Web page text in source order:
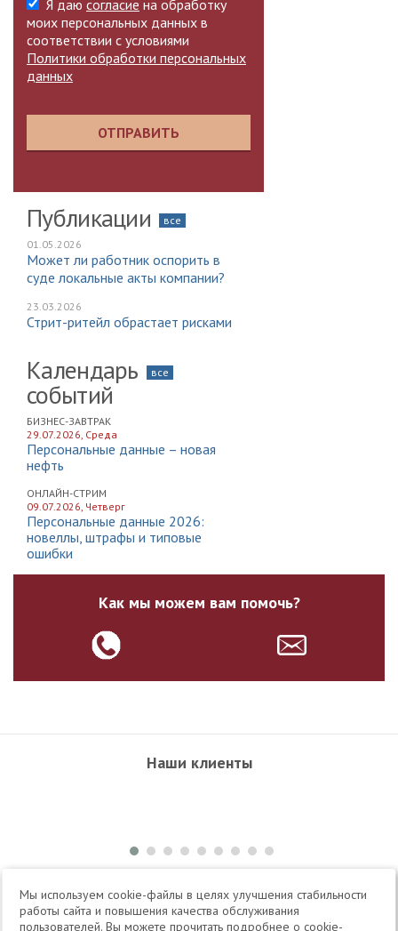
Я даю согласие на обработку
моих персональных данных в
соответствии с условиями
Политики обработки персональных
данных
ОТПРАВИТЬ
Публикации
все
01.05.2026
Может ли работник оспорить в
суде локальные акты компании?
23.03.2026
Стрит-ритейл обрастает рисками
Календарь
событий
все
БИЗНЕС-ЗАВТРАК
29.07.2026, Среда
Персональные данные – новая
нефть
ОНЛАЙН-СТРИМ
09.07.2026, Четверг
Персональные данные 2026:
новеллы, штрафы и типовые
ошибки
Как мы можем вам помочь?
Наши клиенты
+7 495 504-34-61
Мы используем cookie-файлы в целях улучшения стабильности
работы сайта и повышения качества обслуживания
пользователей. Вы можете прочитать подробнее о cookie-